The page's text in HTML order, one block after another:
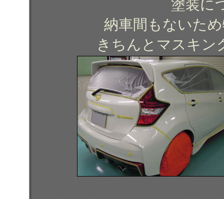
塗装に
納車間もないた
きちんとマスキン